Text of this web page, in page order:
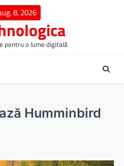
8, 2026
pentru o lume digitală
Humminbird